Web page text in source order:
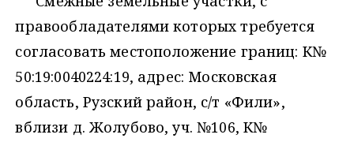
правообладателями которых требуется
согласовать местоположение границ: К№
50:19:0040224:19, адрес: Московская
область, Рузский район, с/т «Фили»,
вблизи д. Жолубово, уч. №106, К№